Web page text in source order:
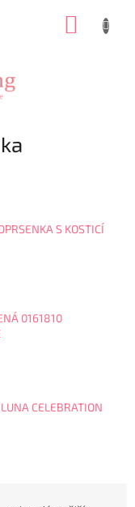
S KOSTICÍ
0161810
CELEBRATION